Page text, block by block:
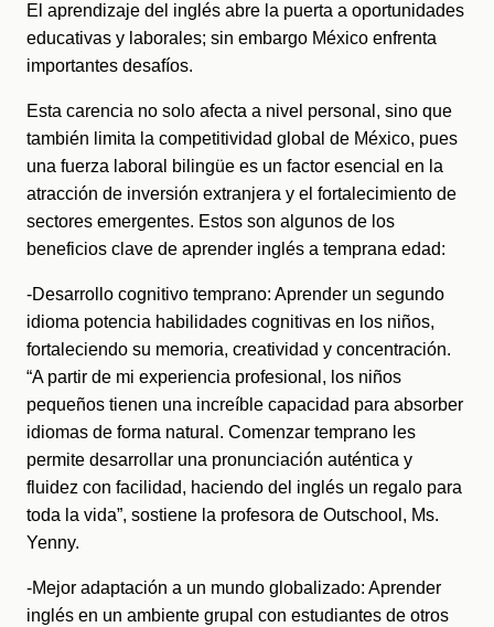
El aprendizaje del inglés abre la puerta a oportunidades
educativas y laborales; sin embargo México enfrenta
importantes desafíos.
Esta carencia no solo afecta a nivel personal, sino que
también limita la competitividad global de México, pues
una fuerza laboral bilingüe es un factor esencial en la
atracción de inversión extranjera y el fortalecimiento de
sectores emergentes. Estos son algunos de los
beneficios clave de aprender inglés a temprana edad:
-Desarrollo cognitivo temprano: Aprender un segundo
idioma potencia habilidades cognitivas en los niños,
fortaleciendo su memoria, creatividad y concentración.
“A partir de mi experiencia profesional, los niños
pequeños tienen una increíble capacidad para absorber
idiomas de forma natural. Comenzar temprano les
permite desarrollar una pronunciación auténtica y
fluidez con facilidad, haciendo del inglés un regalo para
toda la vida”, sostiene la profesora de Outschool, Ms.
Yenny.
-Mejor adaptación a un mundo globalizado: Aprender
inglés en un ambiente grupal con estudiantes de otros